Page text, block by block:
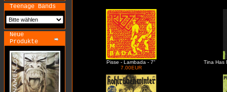
Teenage Bands
Neue
Produkte
Pisse - Lambada - 7"
7.00EUR
Tina Has